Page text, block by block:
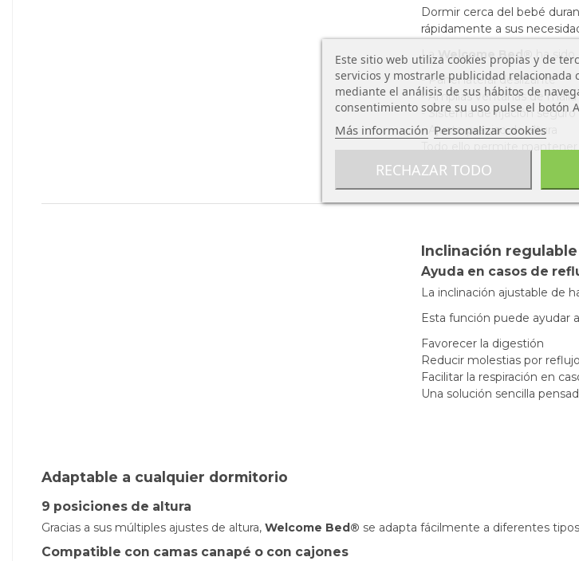
Dormir cerca del bebé
rápidamente a sus
LaWelcome Bed® ha sido
- Panel lateral deslizante
- Amplias ventanas de malla
- Sistema de fijación seguro
- Ajuste preciso de altura
Todo ello permite
Inclinación
Ayuda en casos de
La inclinación ajustable de
Esta función puede ayudar
Favorecer la digestión
Reducir molestias por reflujo
Facilitar la respiración en
Una solución sencilla
Adaptable a cualquier dormitorio
9 posiciones de altura
Gracias a sus múltiples ajustes de altura, Welcome Bed® se adapta fácilmente a diferentes
Compatible con camas canapé o con cajones
Este sitio web utiliza cookies propias y de
servicios y mostrarle publicidad relacionada
mediante el análisis de sus hábitos de
consentimiento sobre su uso pulse el botón
Más información Personalizar cookies
RECHAZAR TODO